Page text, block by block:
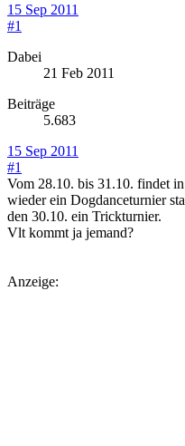
15 Sep 2011
#1
Dabei
21 Feb 2011
Beiträge
5.683
15 Sep 2011
#1
Vom 28.10. bis 31.10. findet
wieder ein Dogdanceturnier
den 30.10. ein Trickturnier.
Vlt kommt ja jemand?
Anzeige: